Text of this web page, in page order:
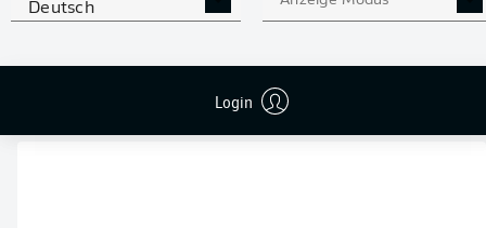
Deutsch
Login APP STORE